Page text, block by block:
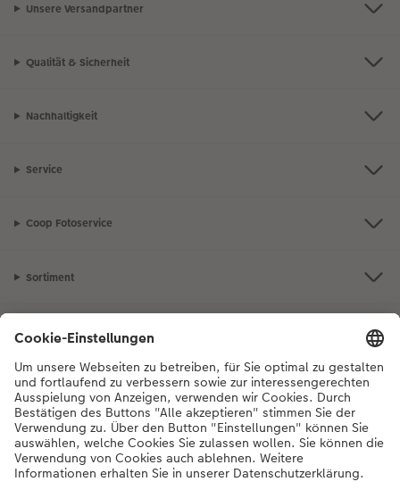
Unsere Versandpartner
Qualität & Sicherheit
Nachhaltigkeit
Service
Coop Fotoservice
Sortiment
Inspiration
Bei Fragen zu Produkten oder der Bestellung können Sie uns gerne von
Montag bis Samstag von 8:00 – 20:00 Uhr und Sonntag von 10:00 –
20:00 Uhr (gesetzliche Feiertage ausgenommen) unter der
Telefonnummer044 499 10 36kontaktieren.
DE| FR|IT